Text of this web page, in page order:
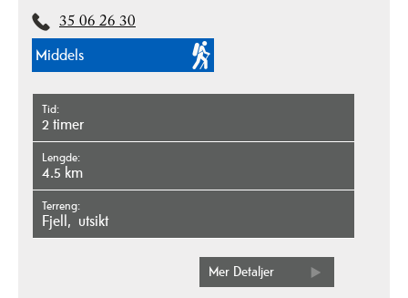
35 06 26 30
Middels
Tid
2 timer
Lengde
4.5 km
Terreng
fjell utsikt
Mer Detaljer